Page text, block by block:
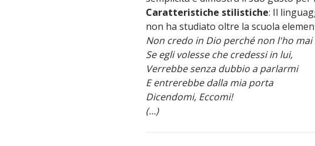
Caratteristiche stilistiche: Il
non ha studiato oltre la scuola
Non credo in Dio perché non l'ho mai
Se egli volesse che credessi in lui,
Verrebbe senza dubbio a parlarmi
E entrerebbe dalla mia porta
Dicendomi, Eccomi!
(…)